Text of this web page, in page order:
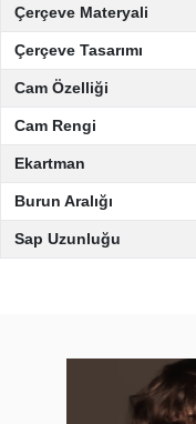
Çerçeve Materyali
Çerçeve Tasarımı
Cam Özelliği
Cam Rengi
Ekartman
Burun Aralığı
Sap Uzunluğu